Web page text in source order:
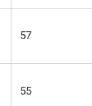
57
55